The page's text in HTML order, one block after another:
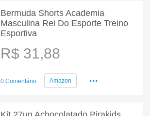
Bermuda Shorts Academia
Masculina Rei Do Esporte Treino
Esportiva
R$ 31,88
0 Comentário Amazon ...